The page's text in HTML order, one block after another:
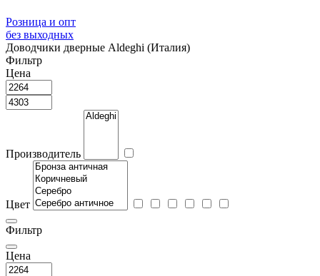
Розница и опт
без выходных
Доводчики дверные Aldeghi (Италия)
Фильтр
Цена
Производитель
Цвет
Фильтр
Цена